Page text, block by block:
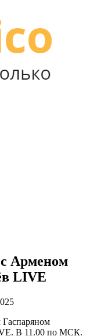
Арменом
LIVE
В 11.00 по МСК.